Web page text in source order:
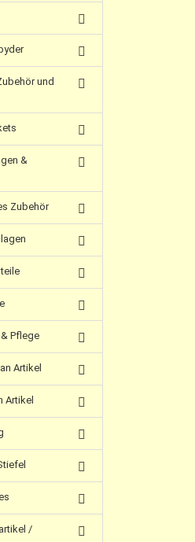
und
&
Zubehör
Pflege
Artikel
Artikel
/